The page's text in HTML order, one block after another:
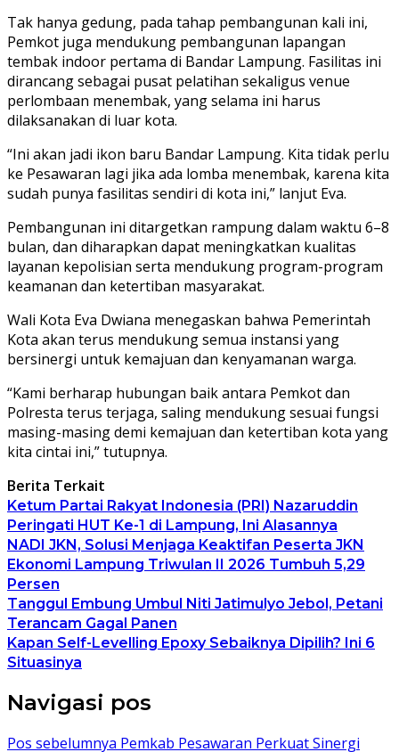
Tak hanya gedung, pada tahap pembangunan kali ini,
Pemkot juga mendukung pembangunan lapangan
tembak indoor pertama di Bandar Lampung. Fasilitas ini
dirancang sebagai pusat pelatihan sekaligus venue
perlombaan menembak, yang selama ini harus
dilaksanakan di luar kota.
“Ini akan jadi ikon baru Bandar Lampung. Kita tidak perlu
ke Pesawaran lagi jika ada lomba menembak, karena kita
sudah punya fasilitas sendiri di kota ini,” lanjut Eva.
Pembangunan ini ditargetkan rampung dalam waktu 6–8
bulan, dan diharapkan dapat meningkatkan kualitas
layanan kepolisian serta mendukung program-program
keamanan dan ketertiban masyarakat.
Wali Kota Eva Dwiana menegaskan bahwa Pemerintah
Kota akan terus mendukung semua instansi yang
bersinergi untuk kemajuan dan kenyamanan warga.
“Kami berharap hubungan baik antara Pemkot dan
Polresta terus terjaga, saling mendukung sesuai fungsi
masing-masing demi kemajuan dan ketertiban kota yang
kita cintai ini,” tutupnya.
Berita Terkait
Ketum Partai Rakyat Indonesia (PRI) Nazaruddin
Peringati HUT Ke-1 di Lampung, Ini Alasannya
NADI JKN, Solusi Menjaga Keaktifan Peserta JKN
Ekonomi Lampung Triwulan II 2026 Tumbuh 5,29
Persen
Tanggul Embung Umbul Niti Jatimulyo Jebol, Petani
Terancam Gagal Panen
Kapan Self-Levelling Epoxy Sebaiknya Dipilih? Ini 6
Situasinya
Navigasi pos
Pos sebelumnya Pemkab Pesawaran Perkuat Sinergi